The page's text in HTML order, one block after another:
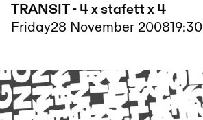
TRANSIT - 4 x stafett x 4
Friday28 November 200819:30